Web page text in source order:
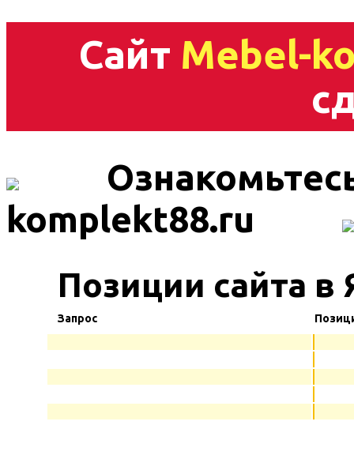
Сайт Mebel-
komplekt88.ru
Позиции сайта в
Запрос